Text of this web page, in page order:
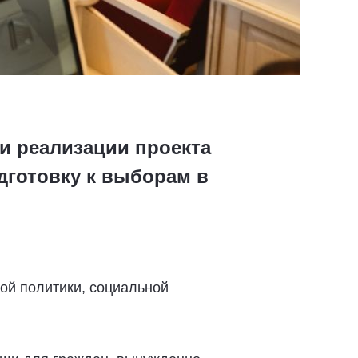
реализации проекта
к выборам в
политики, социальной